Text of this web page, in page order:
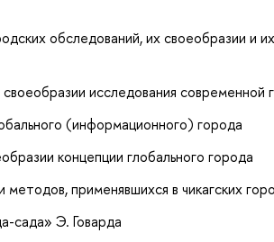
обследований, их своеобразии и
исследования современной
(информационного) города
концепции глобального города
применявшихся в чикагских
сада» Э. Говарда